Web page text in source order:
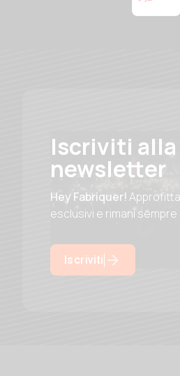
Iscriviti
newsletter
Hey Fabriquer!
esclusivi e rimani
Iscriviti